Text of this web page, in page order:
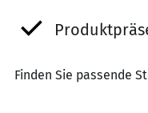
Finden Sie passende